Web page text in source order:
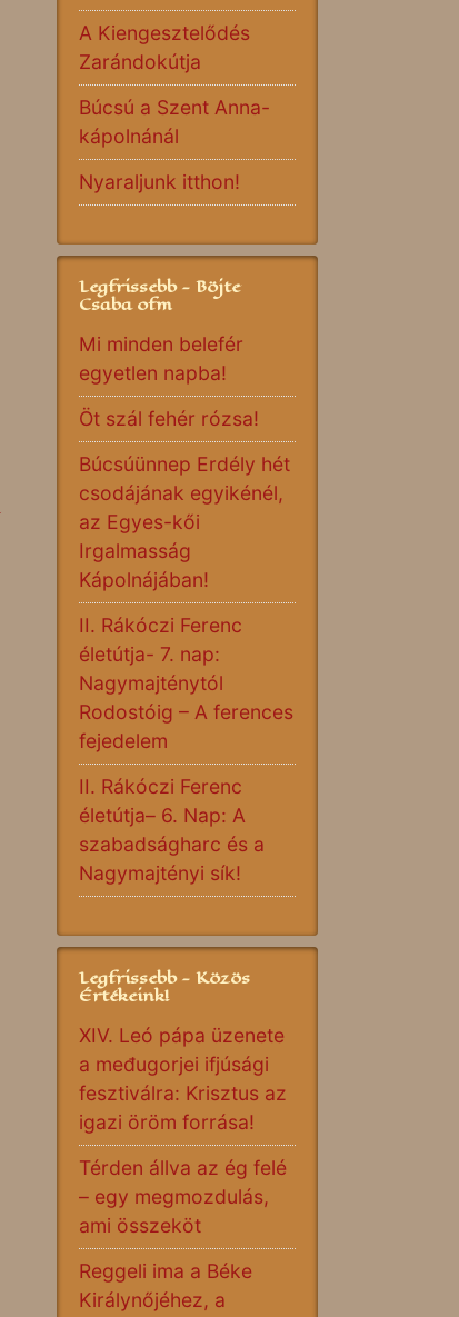
A Kiengesztelődés
Zarándokútja
Búcsú a Szent Anna-
kápolnánál
Nyaraljunk itthon!
Legfrissebb - Böjte
Csaba ofm
Mi minden belefér
egyetlen napba!
Öt szál fehér rózsa!
Búcsúünnep Erdély hét
csodájának egyikénél,
az Egyes-kői
Irgalmasság
Kápolnájában!
II. Rákóczi Ferenc
életútja- 7. nap:
Nagymajténytól
Rodostóig – A ferences
fejedelem
II. Rákóczi Ferenc
életútja– 6. Nap: A
szabadságharc és a
Nagymajtényi sík!
Legfrissebb - Közös
Értékeink!
XIV. Leó pápa üzenete
a međugorjei ifjúsági
fesztiválra: Krisztus az
igazi öröm forrása!
Térden állva az ég felé
– egy megmozdulás,
ami összeköt
Reggeli ima a Béke
Királynőjéhez, a